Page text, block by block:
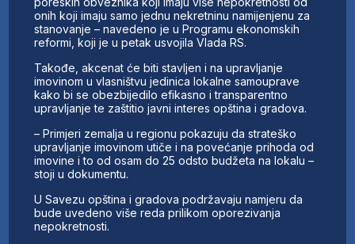
onih koji imaju samo jednu nekretninu namijenjenu za
stanovanje – navedeno je u Programu ekonomskih
reformi, koji je u petak usvojila Vlada RS.
Takođe, akcenat će biti stavljen i na upravljanje
imovinom u vlasništvu jedinica lokalne samouprave
kako bi se obezbijedilo efikasno i transparentno
upravljanje te zaštitio javni interes opština i gradova.
– Primjeri zemalja u regionu pokazuju da strateško
upravljanje imovinom utiče i na povećanje prihoda od
imovine i to od osam do 25 odsto budžeta na lokalu –
stoji u dokumentu.
U Savezu opština i gradova podržavaju namjeru da
bude uvedeno više reda prilikom oporezivanja
nepokretnosti.